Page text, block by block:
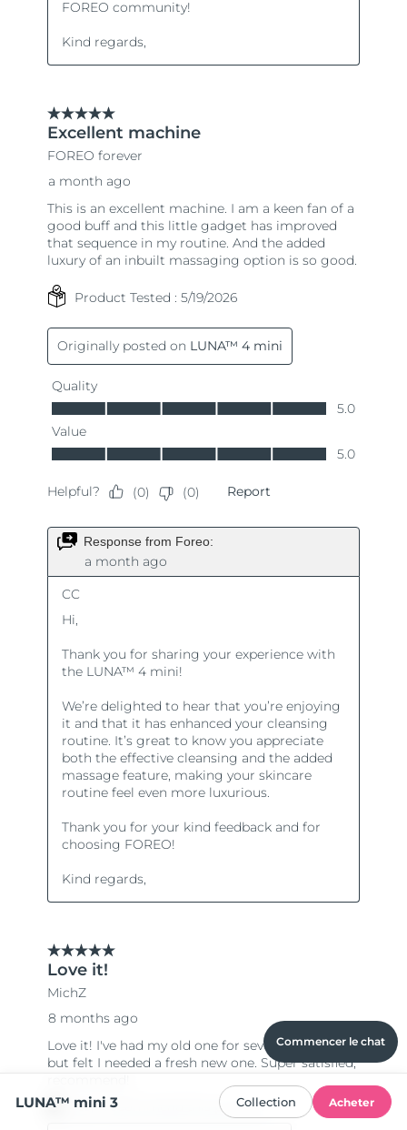
Commencer le chat
LUNA™ mini 3 Collection Acheter